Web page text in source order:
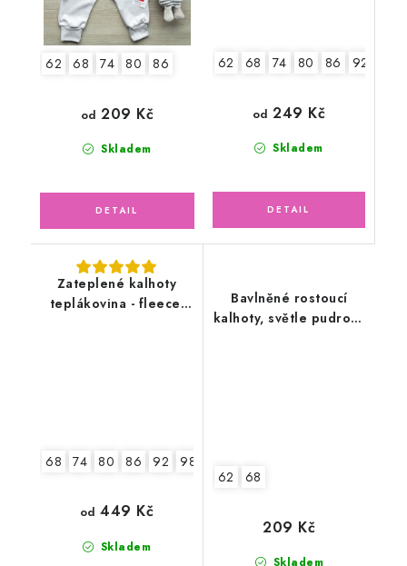
62 68 74 80 86
Skladem
od 209 Kč
62 68 74 80 86 92
Skladem
od 249 Kč
Zateplené kalhoty
teplákovina - fleece,
68 74 80 86 92 98
Skladem
od 449 Kč
Bavlněné rostoucí
kalhoty, světle pudrově
62 68
Skladem
209 Kč